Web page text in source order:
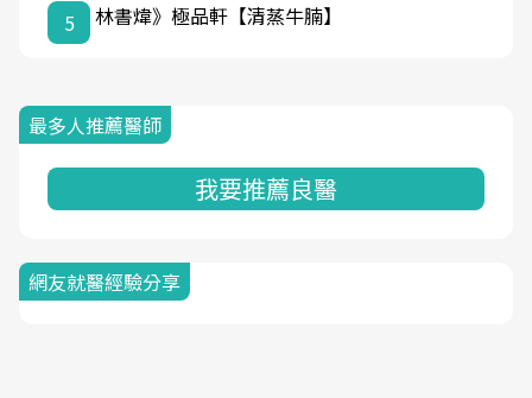
5 林書煒》極品軒【清蒸牛腩】
最多人推薦醫師
我要推薦良醫
網友就醫經驗分享